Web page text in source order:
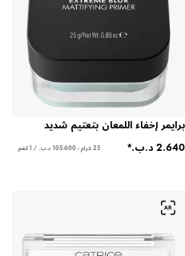
برايمر إخفاء اللمعان بتعتيم شديد
25 غرام - ‏105.600 د.ب.‏ / 1 كغم